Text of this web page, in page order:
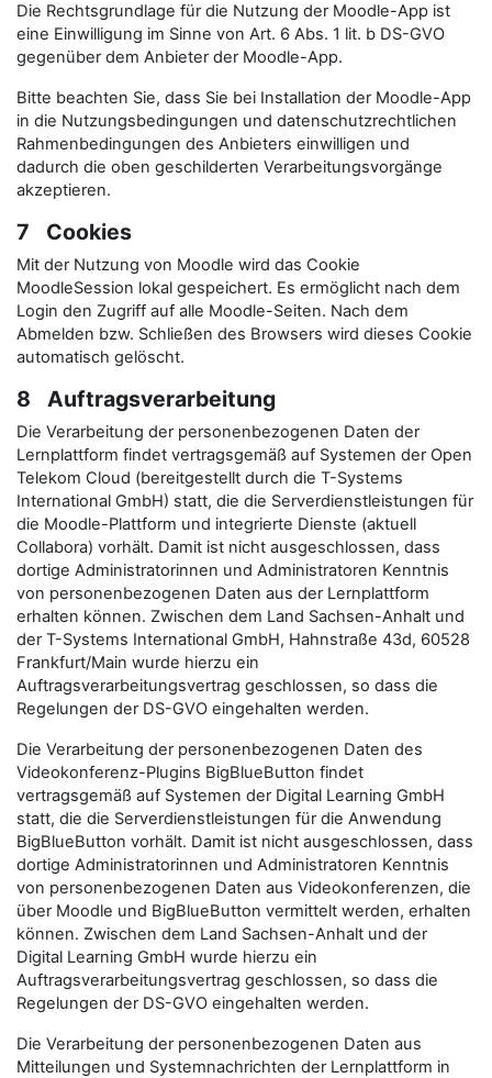
Die Rechtsgrundlage für die Nutzung der Moodle-App ist
eine Einwilligung im Sinne von Art. 6 Abs. 1 lit. b DS-GVO
gegenüber dem Anbieter der Moodle-App.
Bitte beachten Sie, dass Sie bei Installation der Moodle-App
in die Nutzungsbedingungen und datenschutzrechtlichen
Rahmenbedingungen des Anbieters einwilligen und
dadurch die oben geschilderten Verarbeitungsvorgänge
akzeptieren.
7 Cookies
Mit der Nutzung von Moodle wird das Cookie
MoodleSession lokal gespeichert. Es ermöglicht nach dem
Login den Zugriff auf alle Moodle-Seiten. Nach dem
Abmelden bzw. Schließen des Browsers wird dieses Cookie
automatisch gelöscht.
8 Auftragsverarbeitung
Die Verarbeitung der personenbezogenen Daten der
Lernplattform findet vertragsgemäß auf Systemen der Open
Telekom Cloud (bereitgestellt durch die T-Systems
International GmbH) statt, die die Serverdienstleistungen für
die Moodle-Plattform und integrierte Dienste (aktuell
Collabora) vorhält. Damit ist nicht ausgeschlossen, dass
dortige Administratorinnen und Administratoren Kenntnis
von personenbezogenen Daten aus der Lernplattform
erhalten können. Zwischen dem Land Sachsen-Anhalt und
der T-Systems International GmbH, Hahnstraße 43d, 60528
Frankfurt/Main wurde hierzu ein
Auftragsverarbeitungsvertrag geschlossen, so dass die
Regelungen der DS-GVO eingehalten werden.
Die Verarbeitung der personenbezogenen Daten des
Videokonferenz-Plugins BigBlueButton findet
vertragsgemäß auf Systemen der Digital Learning GmbH
statt, die die Serverdienstleistungen für die Anwendung
BigBlueButton vorhält. Damit ist nicht ausgeschlossen, dass
dortige Administratorinnen und Administratoren Kenntnis
von personenbezogenen Daten aus Videokonferenzen, die
über Moodle und BigBlueButton vermittelt werden, erhalten
können. Zwischen dem Land Sachsen-Anhalt und der
Digital Learning GmbH wurde hierzu ein
Auftragsverarbeitungsvertrag geschlossen, so dass die
Regelungen der DS-GVO eingehalten werden.
Die Verarbeitung der personenbezogenen Daten aus
Mitteilungen und Systemnachrichten der Lernplattform in